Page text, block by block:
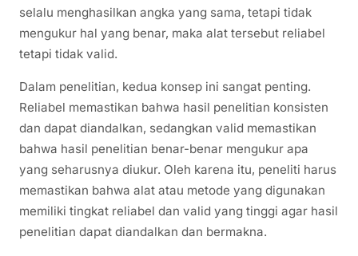
selalu menghasilkan angka yang sama, tetapi tidak
mengukur hal yang benar, maka alat tersebut reliabel
tetapi tidak valid.
Dalam penelitian, kedua konsep ini sangat penting.
Reliabel memastikan bahwa hasil penelitian konsisten
dan dapat diandalkan, sedangkan valid memastikan
bahwa hasil penelitian benar-benar mengukur apa
yang seharusnya diukur. Oleh karena itu, peneliti harus
memastikan bahwa alat atau metode yang digunakan
memiliki tingkat reliabel dan valid yang tinggi agar hasil
penelitian dapat diandalkan dan bermakna.